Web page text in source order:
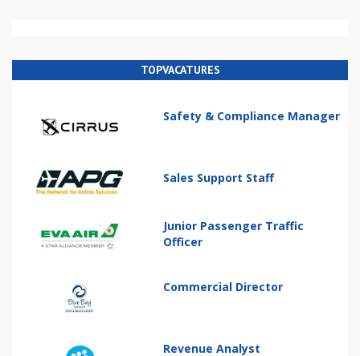
TOPVACATURES
Safety & Compliance Manager
Sales Support Staff
Junior Passenger Traffic
Officer
Commercial Director
Revenue Analyst